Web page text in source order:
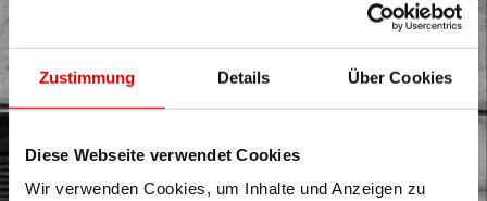
Zustimmung Details Über Cookies
Diese Webseite verwendet Cookies
Wir verwenden Cookies, um Inhalte und Anzeigen zu